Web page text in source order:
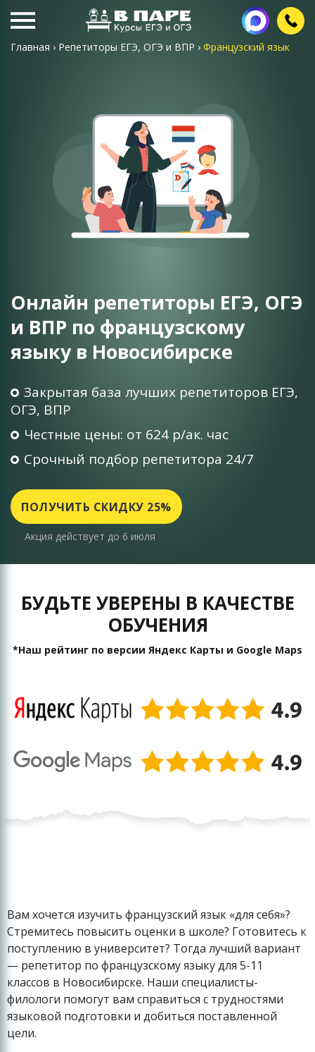
Главная › Репетиторы ЕГЭ, ОГЭ и ВПР › Французский язык
Онлайн репетиторы ЕГЭ, ОГЭ
и ВПР по французскому
языку в Новосибирске
Закрытая база лучших репетиторов ЕГЭ,
ОГЭ, ВПР
Честные цены: от 624 р/ак. час
Срочный подбор репетитора 24/7
ПОЛУЧИТЬ СКИДКУ 25%
Акция действует до 6 июля
БУДЬТЕ УВЕРЕНЫ В КАЧЕСТВЕ
ОБУЧЕНИЯ
*Наш рейтинг по версии Яндекс Карты и Google Maps
Вам хочется изучить французский язык «для себя»?
Стремитесь повысить оценки в школе? Готовитесь к
поступлению в университет? Тогда лучший вариант
— репетитор по французскому языку для 5-11
классов в Новосибирске. Наши специалисты-
филологи помогут вам справиться с трудностями
языковой подготовки и добиться поставленной
цели.